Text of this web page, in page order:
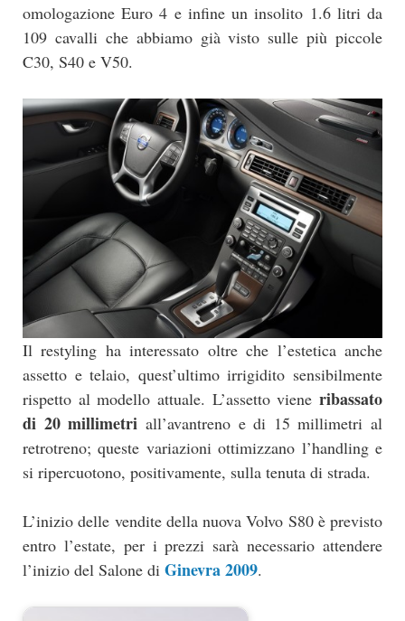
omologazione Euro 4 e infine un insolito 1.6 litri da
109 cavalli che abbiamo già visto sulle più piccole
C30, S40 e V50.
Il restyling ha interessato oltre che l’estetica anche
assetto e telaio, quest’ultimo irrigidito sensibilmente
rispetto al modello attuale. L’assetto viene ribassato
di 20 millimetri all’avantreno e di 15 millimetri al
retrotreno; queste variazioni ottimizzano l’handling e
si ripercuotono, positivamente, sulla tenuta di strada.
L’inizio delle vendite della nuova Volvo S80 è previsto
entro l’estate, per i prezzi sarà necessario attendere
l’inizio del Salone di Ginevra 2009.